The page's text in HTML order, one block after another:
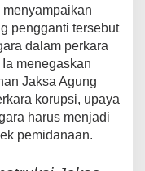
pengganti tersebut
dalam perkara
menegaskan
Jaksa Agung
korupsi, upaya
harus menjadi
pemidanaan.